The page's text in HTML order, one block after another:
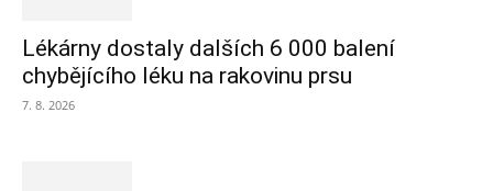
Lékárny dostaly dalších 6 000 balení
chybějícího léku na rakovinu prsu
7. 8. 2026